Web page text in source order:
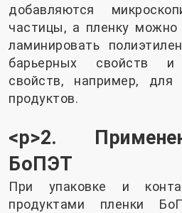
добавляются
частицы, а пленку можно
ламинировать
барьерных свойств и
свойств, например, для
продуктов.
<р>2.
БоПЭТ
При упаковке и
продуктами пленки